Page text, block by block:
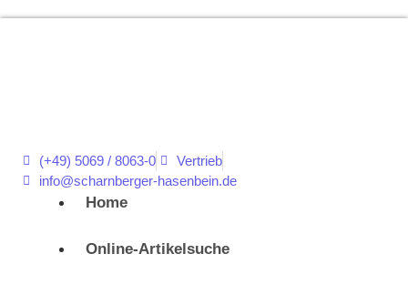
(+49) 5069 / 8063-0
Vertrieb
info@scharnberger-hasenbein.de
Home
Online-Artikelsuche